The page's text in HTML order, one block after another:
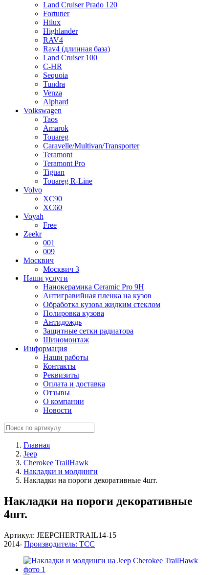
Land Cruiser Prado 120
Fortuner
Hilux
Highlander
RAV4
Rav4 (длинная база)
Land Cruiser 100
C-HR
Sequoia
Tundra
Venza
Alphard
Volkswagen
Taos
Amarok
Touareg
Caravelle/Multivan/Transporter
Teramont
Teramont Pro
Tiguan
Touareg R-Line
Volvo
XC90
XC60
Voyah
Free
Zeekr
001
009
Москвич
Москвич 3
Наши услуги
Нанокерамика Ceramic Pro 9H
Антигравийная пленка на кузов
Обработка кузова жидким стеклом
Полировка кузова
Антидождь
Защитные сетки радиатора
Шиномонтаж
Информация
Наши работы
Контакты
Реквизиты
Оплата и доставка
Отзывы
О компании
Новости
Главная
Jeep
Cherokee TrailHawk
Накладки и молдинги
Накладки на пороги декоративные 4шт.
Накладки на пороги декоративные
4шт.
Артикул: JEEPCHERTRAIL14-15
2014- Производитель: ТСС